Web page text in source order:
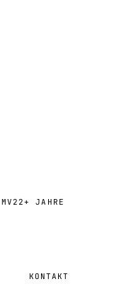
22+ JAHRE
KONTAKT